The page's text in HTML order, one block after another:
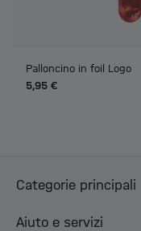
Palloncino in foil Logo
5,95 €
Categorie principali
Aiuto e servizi